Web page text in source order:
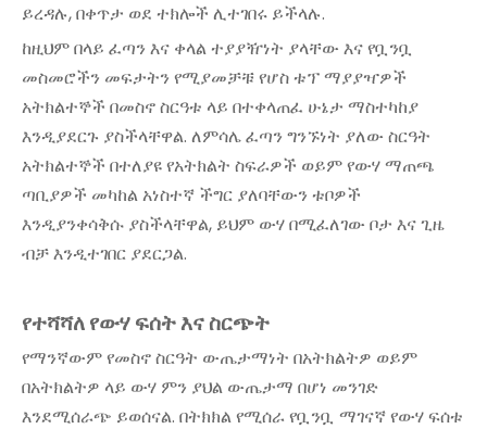
ይረዳሉ, በቀጥታ ወደ ተክሎች ሊተገበሩ ይችላሉ.
ከዚህም በላይ ፈጣን እና ቀላል ተያያዥነት ያላቸው እና የቧንቧ
መስመሮችን መፍታትን የሚያመቻቹ የሆስ ቱፕ ማያያዣዎች
አትክልተኞች በመስኖ ስርዓቱ ላይ በተቀላጠፈ ሁኔታ ማስተካከያ
እንዲያደርጉ ያስችላቸዋል. ለምሳሌ ፈጣን ግንኙነት ያለው ስርዓት
አትክልተኞች በተለያዩ የአትክልት ስፍራዎች ወይም የውሃ ማጠጫ
ጣቢያዎች መካከል አነስተኛ ችግር ያለባቸውን ቱቦዎች
እንዲያንቀሳቅሱ ያስችላቸዋል, ይህም ውሃ በሚፈለገው ቦታ እና ጊዜ
ብቻ እንዲተገበር ያደርጋል.
የተሻሻለ የውሃ ፍሰት እና ስርጭት
የማንኛውም የመስኖ ስርዓት ውጤታማነት በአትክልትዎ ወይም
በአትክልትዎ ላይ ውሃ ምን ያህል ውጤታማ በሆነ መንገድ
እንደሚሰራጭ ይወሰናል. በትክክል የሚሰራ የቧንቧ ማገናኛ የውሃ ፍሰቱ